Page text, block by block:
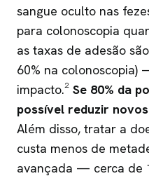
sangue oculto nas
para colonoscopia
as taxas de adesão
60% na colonoscopia)
impacto.² Se 80% da
possível reduzir
Além disso, tratar a
custa menos de
avançada — cerca de